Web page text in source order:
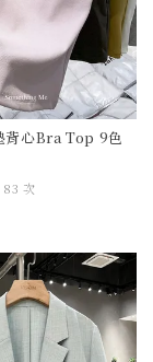
背心Bra Top 9色
83 次